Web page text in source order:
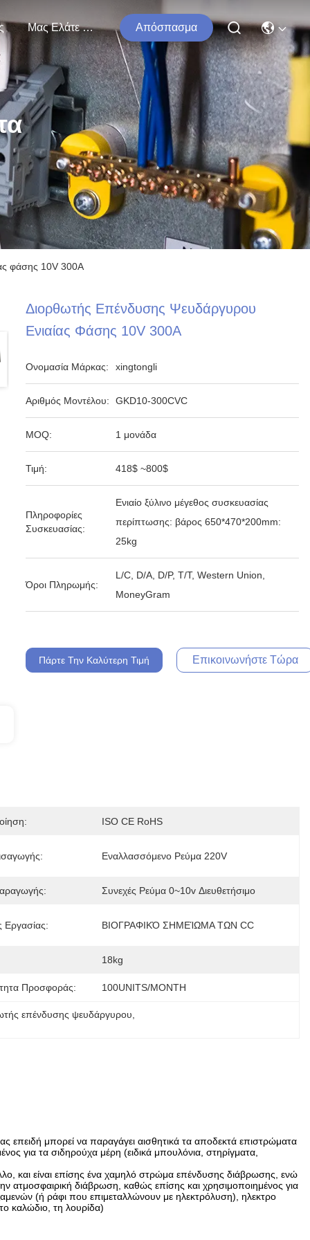
Μας Ελάτε Σε Επαφή Με Απόσπασμα
φάσης 10V 300A
Διορθωτής Επένδυσης Ψευδάργυρου
Ενιαίας Φάσης 10V 300A
Ονομασία Μάρκας: xingtongli
Αριθμός Μοντέλου: GKD10-300CVC
MOQ: 1 μονάδα
Τιμή: 418$ ~800$
Πληροφορίες
Συσκευασίας:
Ενιαίο ξύλινο μέγεθος συσκευασίας
περίπτωσης: βάρος 650*470*200mm:
25kg
Όροι Πληρωμής:
L/C, D/A, D/P, T/T, Western Union,
MoneyGram
Πάρτε Την Καλύτερη Τιμή Επικοινωνήστε Τώρα
ISO CE RoHS
Εναλλασσόμενο Ρεύμα 220V
Συνεχές Ρεύμα 0~10v Διευθετήσιμο
ΒΙΟΓΡΑΦΙΚΌ ΣΗΜΕΊΩΜΑ ΤΩΝ CC
18kg
Προσφοράς: 100UNITS/MONTH
επένδυσης ψευδάργυρου
μπορεί να παραγάγει αισθητικά τα αποδεκτά επιστρώματα
για τα σιδηρούχα μέρη (ειδικά μπουλόνια, στηρίγματα,
και είναι επίσης ένα χαμηλό στρώμα επένδυσης διάβρωσης, ενώ
ατμοσφαιρική διάβρωση, καθώς επίσης και χρησιμοποιημένος για
(ή ράφι που επιμεταλλώνουν με ηλεκτρόλυση), ηλεκτρο
καλώδιο, τη λουρίδα)